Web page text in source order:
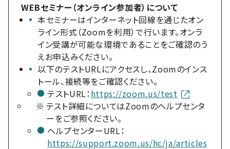
WEBセミナー（オンライン参加者）について
本セミナーはインターネット回線を通じたオン
ライン形式（Zoomを利用）で行います。オンラ
イン受講が可能な環境であることをご確認のう
えお申込みください。
以下のテストURLにアクセスし、Zoomのインス
トール、接続等をご確認ください。
テストURL：https://zoom.us/test
※ テスト詳細についてはZoomのヘルプセンタ
ーをご参照ください。
ヘルプセンターURL：
https://support.zoom.us/hc/ja/articles